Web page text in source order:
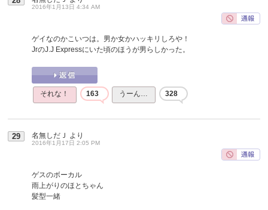
2016年1月13日 4:34 AM
ゲイなのかこいつは。男か女かハッキリしろや！
JrのJ.J Expressにいた頃のほうが男らしかった。
それな！ 163 うーん… 328
29 名無しだＪ より
2016年1月17日 2:05 PM
ゲスのボーカル
雨上がりのほとちゃん
髪型一緒